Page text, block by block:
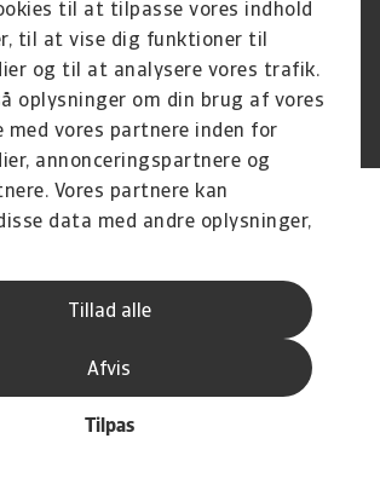
til at tilpasse vores indhold
til at vise dig funktioner til
og til at analysere vores trafik.
oplysninger om din brug af vores
med vores partnere inden for
annonceringspartnere og
Vores partnere kan
data med andre oplysninger,
af deres tjenester.
Tillad alle
Tilpas
Afvis
Executive Brief
-2026 A company of